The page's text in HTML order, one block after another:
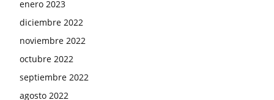
enero 2023
diciembre 2022
noviembre 2022
octubre 2022
septiembre 2022
agosto 2022